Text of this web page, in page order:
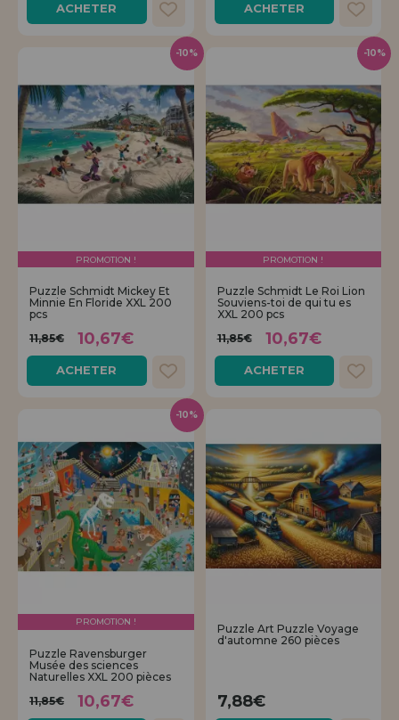
ACHETER ACHETER
PROMOTION !
Puzzle Schmidt Mickey Et
Minnie En Floride XXL 200
pcs
11,85€
10,67€
ACHETER
-10%
PROMOTION !
Puzzle Schmidt Le Roi Lion
Souviens-toi de qui tu es
XXL 200 pcs
11,85€
10,67€
ACHETER
-10%
PROMOTION !
Puzzle Ravensburger
Musée des sciences
Naturelles XXL 200 pièces
11,85€
10,67€
-10%
Puzzle Art Puzzle Voyage
d'automne 260 pièces
7,88€